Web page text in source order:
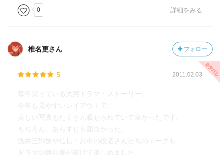
0 詳細をみる
椎名更さん フォロー
5 2011.02.03
毎年買っている大河ドラマ・ストーリー。
今年も見やすいレイアウトで、
美しい写真もたくさん載せられていて良かったです。
もちろん、あらすじも面白かった。
浅井三姉妹や信長・お市の役者さんたちのトークも
ドラマの舞台裏が覗けて楽しめました。